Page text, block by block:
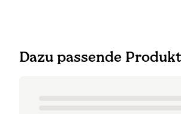
Dazu passende